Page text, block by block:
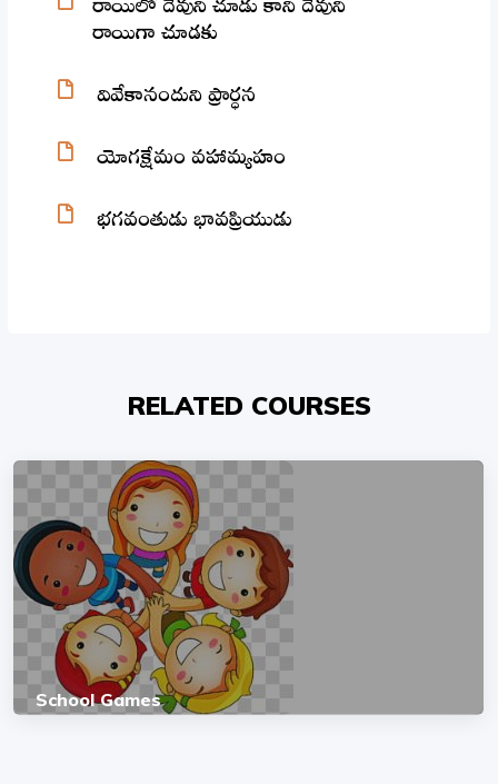
రాయిగా చూడకు
వివేకానందుని ప్రార్ధన
యోగక్షేమం వహామ్యహం
భగవంతుడు భావప్రియుడు
RELATED COURSES
School Games